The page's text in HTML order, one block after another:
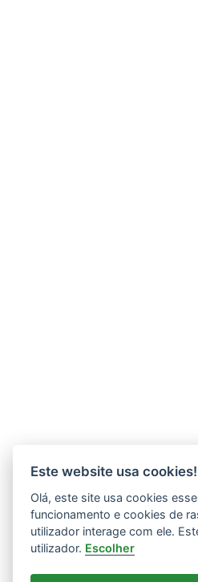
Este website usa cookies!
Olá, este site usa cookies
funcionamento e cookies de
utilizador interage com ele.
utilizador. Escolher